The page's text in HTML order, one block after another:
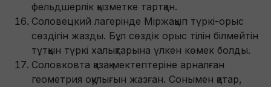
фельдшерлік қызметке тартқан.
Соловецкий лагерінде Міржақып түркі-орыс
сөздігін жазды. Бұл сөздік орыс тілін білмейтін
тұтқын түркі халықтарына үлкен көмек болды.
Соловковта қазақ мектептеріне арналған
геометрия оқулығын жазған. Сонымен қатар,